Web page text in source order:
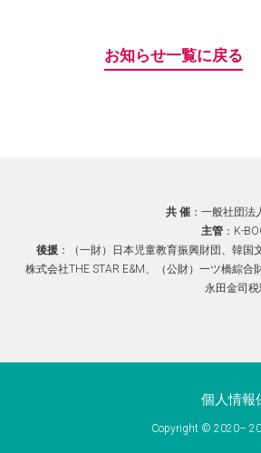
お知らせ一覧に戻る
共 催：⼀般社団法
主管：K-
後援 ：（一財）⽇本児童教育振興財団、韓
株式会社THE STAR E&M、（公財）一ツ橋綜
永田金司
個人情報
Copyright © 2020–